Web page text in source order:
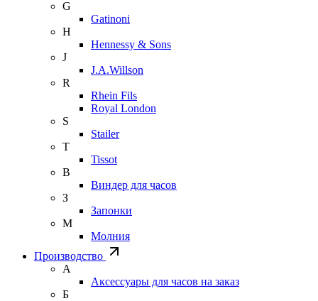
G
Gatinoni
H
Hennessy & Sons
J
J.A.Willson
R
Rhein Fils
Royal London
S
Stailer
T
Tissot
В
Виндер для часов
З
Запонки
М
Молния
Производство
А
Аксессуары для часов на заказ
Б